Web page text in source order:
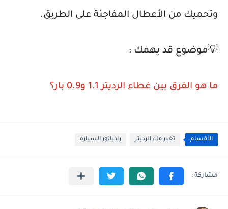
وتحميك من الأعطال المفاجئة على الطريق.
💡موضوع قد يهمك :
ما هو الفرق بين غطاء الرديتر 1.1 و0.9 بار؟
الأقسام تغير ماء الرديتر رادياتور السيارة